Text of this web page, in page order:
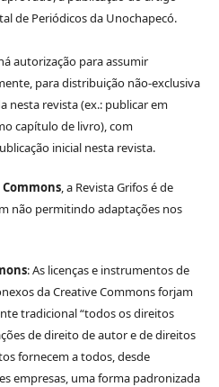
de Periódicos da Unochapecó.
autorização para assumir
para distribuição não-exclusiva
nesta revista (ex.: publicar em
capítulo de livro), com
inicial nesta revista.
, a Revista Grifos é de
não permitindo adaptações nos
: As licenças e instrumentos de
da Creative Commons forjam
tradicional “todos os direitos
de direito de autor e de direitos
fornecem a todos, desde
empresas, uma forma padronizada